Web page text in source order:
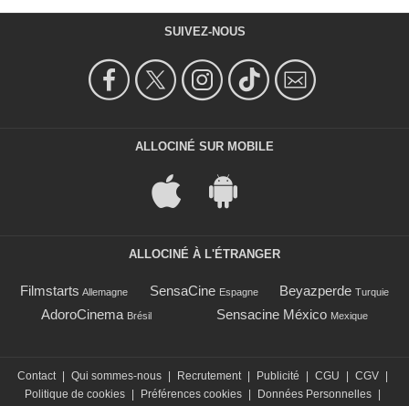
SUIVEZ-NOUS
ALLOCINÉ SUR MOBILE
ALLOCINÉ À L'ÉTRANGER
Filmstarts Allemagne SensaCine Espagne Beyazperde Turquie
AdoroCinema Brésil Sensacine México Mexique
Contact | Qui sommes-nous | Recrutement | Publicité | CGU | CGV |
Politique de cookies | Préférences cookies | Données Personnelles |